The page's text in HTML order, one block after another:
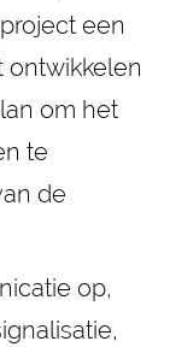
een
ontwikkelen
om het
te
de
op,